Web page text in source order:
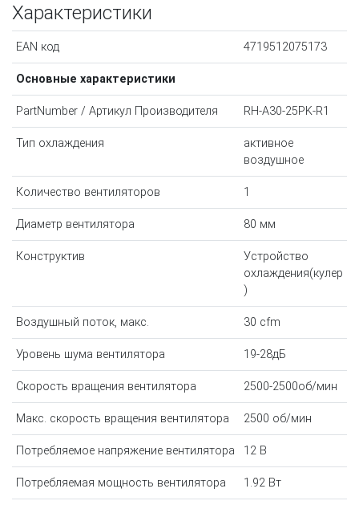
Характеристики
EAN код 4719512075173
Основные характеристики
PartNumber / Артикул Производителя RH-A30-25PK-R1
Тип охлаждения
активное
воздушное
Количество вентиляторов 1
Диаметр вентилятора 80 мм
Конструктив
Устройство
охлаждения(кулер
)
Воздушный поток, макс. 30 cfm
Уровень шума вентилятора 19-28дБ
Скорость вращения вентилятора 2500-2500об/мин
Макс. скорость вращения вентилятора 2500 об/мин
Потребляемое напряжение вентилятора 12 В
Потребляемая мощность вентилятора 1.92 Вт